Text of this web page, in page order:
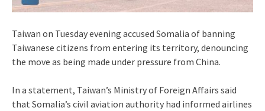
Taiwan on Tuesday evening accused Somalia of banning
Taiwanese citizens from entering its territory, denouncing
the move as being made under pressure from China.
In a statement, Taiwan’s Ministry of Foreign Affairs said
that Somalia’s civil aviation authority had informed airlines